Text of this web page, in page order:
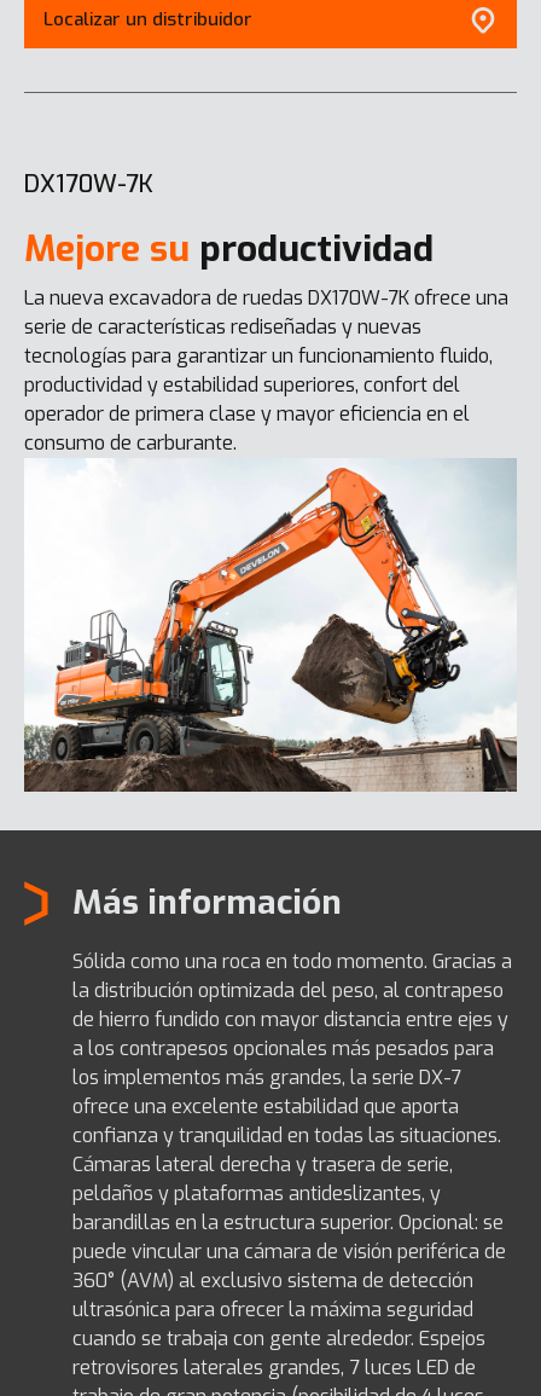
Localizar un distribuidor
DX170W-7K
Mejore su productividad
La nueva excavadora de ruedas DX170W-7K ofrece una
serie de características rediseñadas y nuevas
tecnologías para garantizar un funcionamiento fluido,
productividad y estabilidad superiores, confort del
operador de primera clase y mayor eficiencia en el
consumo de carburante.
Más información
Sólida como una roca en todo momento. Gracias a
la distribución optimizada del peso, al contrapeso
de hierro fundido con mayor distancia entre ejes y
a los contrapesos opcionales más pesados para
los implementos más grandes, la serie DX-7
ofrece una excelente estabilidad que aporta
confianza y tranquilidad en todas las situaciones.
Cámaras lateral derecha y trasera de serie,
peldaños y plataformas antideslizantes, y
barandillas en la estructura superior. Opcional: se
puede vincular una cámara de visión periférica de
360° (AVM) al exclusivo sistema de detección
ultrasónica para ofrecer la máxima seguridad
cuando se trabaja con gente alrededor. Espejos
retrovisores laterales grandes, 7 luces LED de